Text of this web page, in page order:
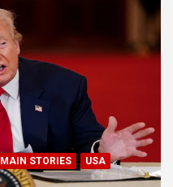
MAIN STORIES
USA